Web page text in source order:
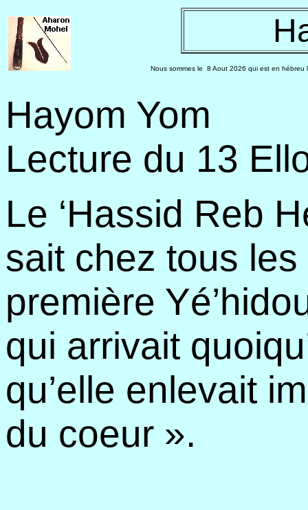
Nous sommes le 8 Aout 2026 qui est en hébreu
Hayom Yom
Lecture du 13
Le ‘Hassid Reb
sait chez tous les
première
qui arrivait
qu’elle enlevait
du coeur ».